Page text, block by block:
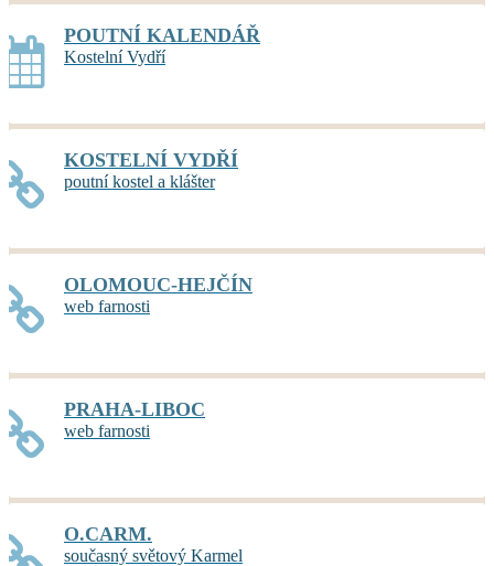
POUTNÍ KALENDÁŘ
Kostelní Vydří
KOSTELNÍ VYDŘÍ
poutní kostel a klášter
OLOMOUC-HEJČÍN
web farnosti
PRAHA-LIBOC
web farnosti
O.CARM.
současný světový Karmel